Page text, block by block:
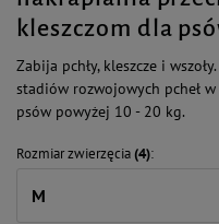
kleszczom dla
Zabija pchły, kleszcze i
stadiów rozwojowych pcheł
psów powyżej 10 - 20 kg.
Rozmiar zwierzęcia(4)
M